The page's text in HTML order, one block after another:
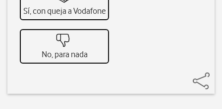
Sí, con queja a Vodafone
No, para nada